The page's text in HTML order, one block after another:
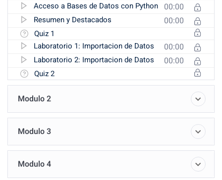
Acceso a Bases de Datos con Python 00:00
Resumen y Destacados 00:00
Quiz 1
Laboratorio 1: Importacion de Datos
00:00
Laboratorio 2: Importacion de Datos 00:00
Quiz 2
Modulo 2
Modulo 3
Modulo 4